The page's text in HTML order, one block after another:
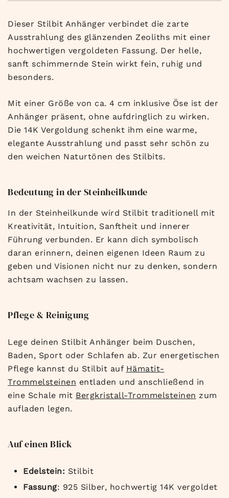
Dieser Stilbit Anhänger verbindet die zarte
Ausstrahlung des glänzenden Zeoliths mit einer
hochwertigen vergoldeten Fassung. Der helle,
sanft schimmernde Stein wirkt fein, ruhig und
besonders.
Mit einer Größe von ca. 4 cm inklusive Öse ist der
Anhänger präsent, ohne aufdringlich zu wirken.
Die 14K Vergoldung schenkt ihm eine warme,
elegante Ausstrahlung und passt sehr schön zu
den weichen Naturtönen des Stilbits.
Bedeutung in der Steinheilkunde
In der Steinheilkunde wird Stilbit traditionell mit
Kreativität, Intuition, Sanftheit und innerer
Führung verbunden. Er kann dich symbolisch
daran erinnern, deinen eigenen Ideen Raum zu
geben und Visionen nicht nur zu denken, sondern
achtsam wachsen zu lassen.
Pflege & Reinigung
Lege deinen Stilbit Anhänger beim Duschen,
Baden, Sport oder Schlafen ab. Zur energetischen
Pflege kannst du Stilbit auf Hämatit-
Trommelsteinen entladen und anschließend in
eine Schale mit Bergkristall-Trommelsteinen zum
aufladen legen.
Auf einen Blick
Edelstein: Stilbit
Fassung: 925 Silber, hochwertig 14K vergoldet